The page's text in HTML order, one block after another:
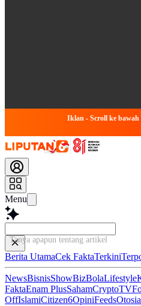
Iklan - Scroll ke
Menu
Tanya apapun tentang artikel ini...
Berita UtamaCek FaktaTerkini
NewsBisnisShowBizBolaLifestyle
FaktaEnam PlusSahamCryptoTV
OffIslamiCitizen6OpiniFeedsOtosia